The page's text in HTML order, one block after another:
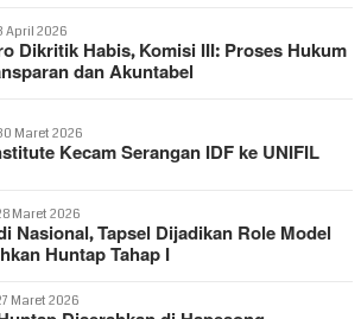
April 2026
Dikritik Habis, Komisi III: Proses Hukum
dan Akuntabel
Maret 2026
Kecam Serangan IDF ke UNIFIL
Maret 2026
Nasional, Tapsel Dijadikan Role Model
Huntap Tahap I
Maret 2026